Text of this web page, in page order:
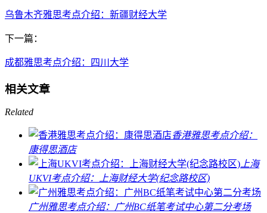
乌鲁木齐雅思考点介绍：新疆财经大学
下一篇：
成都雅思考点介绍：四川大学
相关文章
Related
香港雅思考点介绍：
康得思酒店
上海
UKVI考点介绍：上海财经大学(纪念路校区)
广州雅思考点介绍：广州BC纸笔考试中心第二分考场